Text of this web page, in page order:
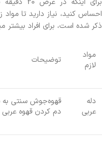
ذکر شده است، برای افراد بیشتر
مواد
لازم
توضیحات
دله
عربی
قهوه‌جوش سنتی به
دم کردن قهوه